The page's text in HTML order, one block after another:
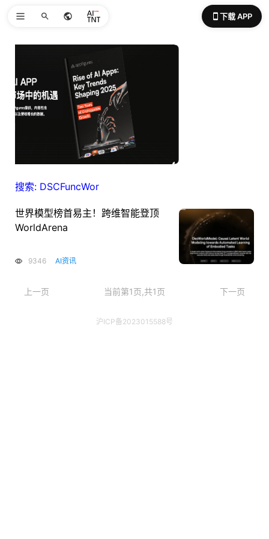
下载 APP
搜索: DSCFuncWor
世界模型榜首易主！跨维智能登顶
WorldArena
9346 AI资讯
上一页 当前第1页,共1页 下一页
沪ICP备2023015588号